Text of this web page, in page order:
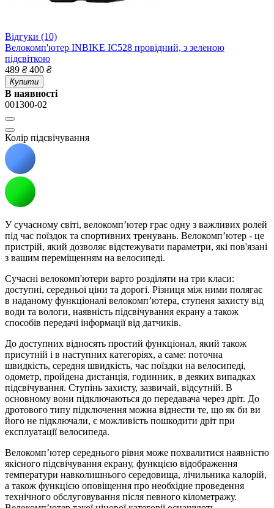
Відгуки (10)
Велокомп'ютер INBIKE IC528 провідний, з зеленою
підсвіткою
489 ₴ 400 ₴
Купити
В наявності
001300-02
Колір підсвічування
У сучасному світі, велокомп’ютер грає одну з важливих ролей
під час поїздок та спортивних тренувань. Велокомп’ютер - це
пристрій, який дозволяє відстежувати параметри, які пов'язані
з вашим переміщенням на велосипеді.
Сучасні велокомп'ютери варто розділяти на три класи:
доступні, середньої ціни та дорогі. Різниця між ними полягає
в наданому функціоналі велокомп’ютера, ступеня захисту від
води та вологи, наявність підсвічування екрану а також
способів передачі інформації від датчиків.
До доступних відносять простий функціонал, який також
присутній і в наступних категоріях, а саме: поточна
швидкість, середня швидкість, час поїздки на велосипеді,
одометр, пройдена дистанція, годинник, в деяких випадках
підсвічування. Ступінь захисту, зазвичай, відсутній. В
основному вони підключаються до передавача через дріт. До
дротового типу підключення можна віднести те, що як би ви
його не підключали, є можливість пошкодити дріт при
експлуатації велосипеда.
Велокомп’ютер середнього рівня може похвалитися наявністю
якісного підсвічування екрану, функцією відображення
температури навколишнього середовища, лічильника калорій,
а також функцією оповіщення про необхідне проведення
технічного обслуговування після певного кілометражу.